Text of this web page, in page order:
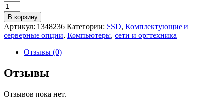
Количество
товара
SSD
диск
Netapp
1.92TB
NVMe
(X4018A)
В корзину
Артикул: 1348236 Категории: SSD, Комплектующие и
серверные опции, Компьютеры, сети и оргтехника
Отзывы (0)
Отзывы
Отзывов пока нет.